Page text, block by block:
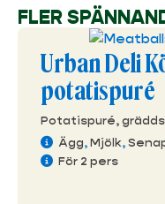
FLER
Urban Deli
potatispuré
Potatispuré,
Ägg,Mjölk,
För 2 pers